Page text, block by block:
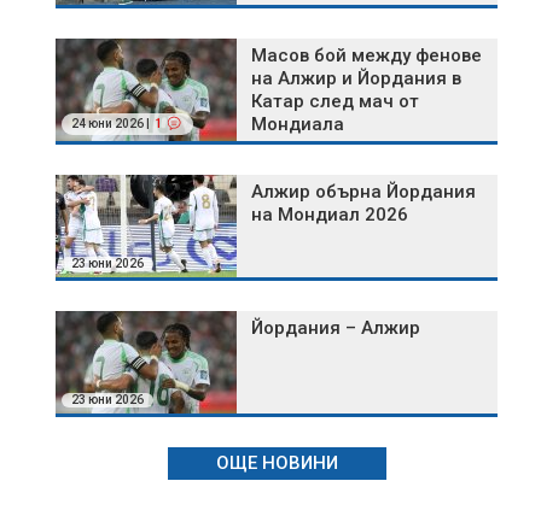
24 юни 2026 | 1
Масов бой между фенове
на Алжир и Йордания в
Катар след мач от
Мондиала
23 юни 2026
Алжир обърна Йордания
на Мондиал 2026
23 юни 2026
Йордания – Алжир
ОЩЕ НОВИНИ